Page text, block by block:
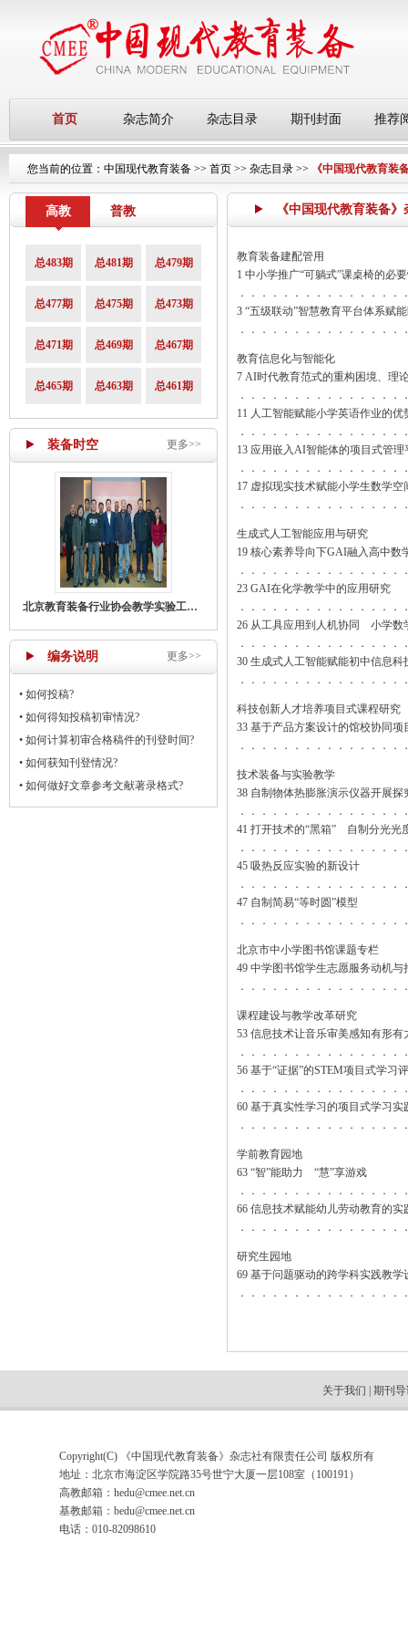
首页 杂志简介 杂志目录 期刊封面 推荐
您当前的位置： 中国现代教育装备 >> 首页 >> 杂志目录 >> 《中国现代教育装
高教 普教
总483期 总481期 总479期
总477期 总475期 总473期
总471期 总469期 总467期
总465期 总463期 总461期
装备时空 更多>>
北京教育装备行业协会教学实验工作部召开主任工作会议
编务说明 更多>>
• 如何投稿?
• 如何得知投稿初审情况?
• 如何计算初审合格稿件的刊登时间?
• 如何获知刊登情况?
• 如何做好文章参考文献著录格式?
《中国现代教育装备》
教育装备建配管用
1 中小学推广“可躺式”课桌椅的必
．．．．．．．．．．．．．．
3 “五级联动”智慧教育平台体系赋
．．．．．．．．．．．．．．
教育信息化与智能化
7 AI时代教育范式的重构困境、理
．．．．．．．．．．．．．．
11 人工智能赋能小学英语作业的
．．．．．．．．．．．．．．
13 应用嵌入AI智能体的项目式管
．．．．．．．．．．．．．．
17 虚拟现实技术赋能小学生数学
．．．．．．．．．．．．．．
生成式人工智能应用与研究
19 核心素养导向下GAI融入高中数
．．．．．．．．．．．．．．
23 GAI在化学教学中的应用研究
．．．．．．．．．．．．．．
26 从工具应用到人机协同 小学数
．．．．．．．．．．．．．．
30 生成式人工智能赋能初中信息
．．．．．．．．．．．．．．
科技创新人才培养项目式课程研究
33 基于产品方案设计的馆校协同项
．．．．．．．．．．．．．．
技术装备与实验教学
38 自制物体热膨胀演示仪器开展探
．．．．．．．．．．．．．．
41 打开技术的“黑箱” 自制分光光
．．．．．．．．．．．．．．
45 吸热反应实验的新设计
．．．．．．．．．．．．．．
47 自制简易“等时圆”模型
．．．．．．．．．．．．．．
北京市中小学图书馆课题专栏
49 中学图书馆学生志愿服务动机与
．．．．．．．．．．．．．．
课程建设与教学改革研究
53 信息技术让音乐审美感知有形有
．．．．．．．．．．．．．．
56 基于“证据”的STEM项目式学习
．．．．．．．．．．．．．
60 基于真实性学习的项目式学习实
．．．．．．．．．．．．．．
学前教育园地
63 “智”能助力 “慧”享游戏
．．．．．．．．．．．．．．
66 信息技术赋能幼儿劳动教育的实
．．．．．．．．．．．．．．
研究生园地
69 基于问题驱动的跨学科实践教学
．．．．．．．．．．．．．．
关于我们 期刊
Copyright(C) 《中国现代教育装备》杂志社有限责任公司 版权所有
地址：北京市海淀区学院路35号世宁大厦一层108室（100191）
高教邮箱： hedu@cmee.net.cn
基教邮箱： bedu@cmee.net.cn
电话：010-82098610